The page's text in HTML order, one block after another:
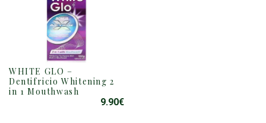
WHITE GLO –
Dentifricio Whitening 2
in 1 Mouthwash
9.90€